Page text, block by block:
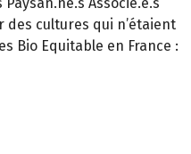
des cultures qui n’étaient
Bio Equitable en France :